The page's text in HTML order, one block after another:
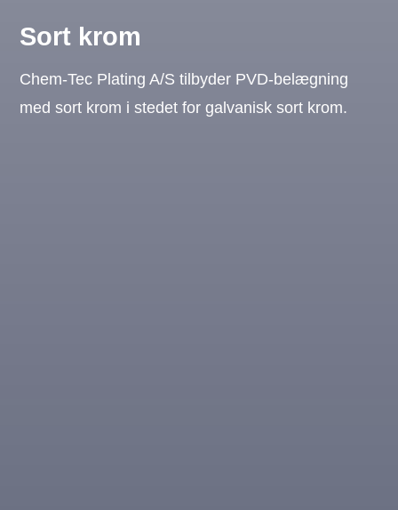
Sort krom
Chem-Tec Plating A/S tilbyder PVD-belægning
med sort krom i stedet for galvanisk sort krom.